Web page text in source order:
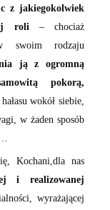
z jakiegokolwiek
roli– chociaż
swoim rodzaju
ją z ogromną
pokorą,
wokół siebie,
w żaden sposób
Kochani,dla nas
i realizowanej
wyrażającej